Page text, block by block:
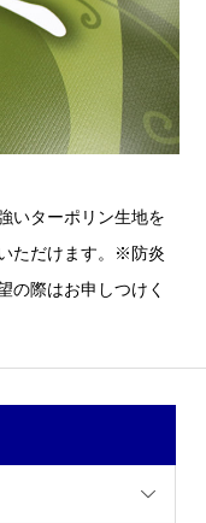
いターポリン生地を
ただけます。※防炎
の際はお申しつけく